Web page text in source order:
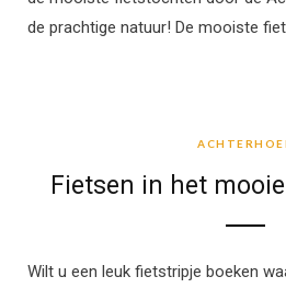
de prachtige natuur! De mooiste
Fietsen in het
Wilt u een leuk fietstripje boeken